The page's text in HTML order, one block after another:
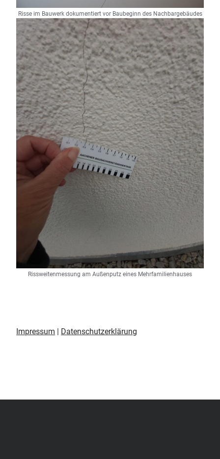
Risse im Bauwerk dokumentiert vor Baubeginn des Nachbargebäudes
Rissweitenmessung am Außenputz eines Mehrfamilienhauses
Impressum | Datenschutzerklärung